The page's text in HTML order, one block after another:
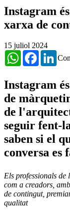
Instagram
xarxa de
15 juliol 2024
WhatsAppFacebook
Instagram
de
de
seguir fent-
saben si el
conversa es
Els professionals
com a creadors,
de contingut,
qualitat